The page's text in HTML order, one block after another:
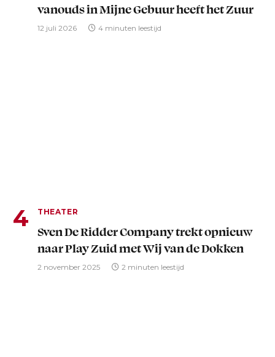
vanouds in Mijne Gebuur heeft het Zuur
12 juli 2026 4 minuten leestijd
THEATER
Sven De Ridder Company trekt opnieuw
naar Play Zuid met Wij van de Dokken
2 november 2025 2 minuten leestijd